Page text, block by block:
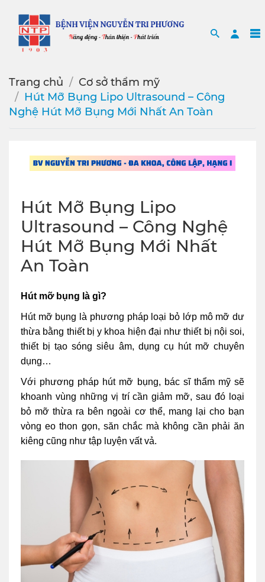
Search
Trang chủ
Cơ sở thẩm mỹ
Hút Mỡ Bụng Lipo Ultrasound – Công
Nghệ Hút Mỡ Bụng Mới Nhất An Toàn
Hút Mỡ Bụng Lipo
Ultrasound – Công Nghệ
Hút Mỡ Bụng Mới Nhất
An Toàn
Hút mỡ bụng là gì?
Hút mỡ bụng là phương pháp loại bỏ lớp mô mỡ dư
thừa bằng thiết bị y khoa hiện đại như thiết bị nội soi,
thiết bị tạo sóng siêu âm, dụng cụ hút mỡ chuyên
dụng…
Với phương pháp hút mỡ bụng, bác sĩ thẩm mỹ sẽ
khoanh vùng những vị trí cần giảm mỡ, sau đó loại
bỏ mỡ thừa ra bên ngoài cơ thể, mang lại cho bạn
vòng eo thon gọn, săn chắc mà không cần phải ăn
kiêng cũng như tập luyện vất vả.